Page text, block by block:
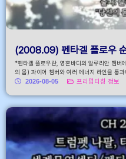
(2008.09) 펜타겔 플로우
*펜타겔 플로우란, 영혼바디의 알루리안 챔버
의 몸) 파이어 챔버와 여러 에너지 라인을 통과
2026-08-05
프리덤티칭 정보